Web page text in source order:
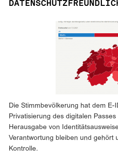
Die Stimmbevölkerung hat dem E-
Privatisierung des digitalen
Herausgabe von
Verantwortung bleiben und gehört
Kontrolle.